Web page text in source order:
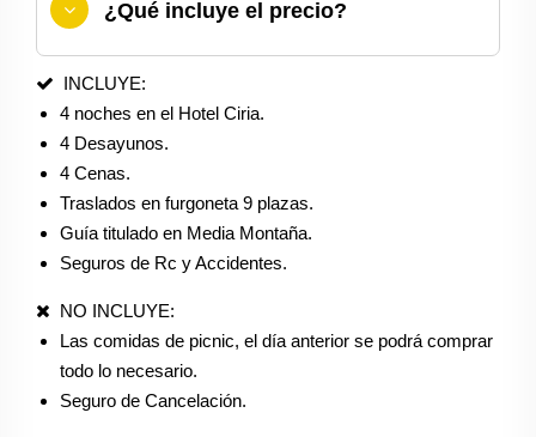
¿Qué incluye el precio?
INCLUYE:
4 noches en el Hotel Ciria.
4 Desayunos.
4 Cenas.
Traslados en furgoneta 9 plazas.
Guía titulado en Media Montaña.
Seguros de Rc y Accidentes.
NO INCLUYE:
Las comidas de picnic, el día anterior se podrá comprar
todo lo necesario.
Seguro de Cancelación.